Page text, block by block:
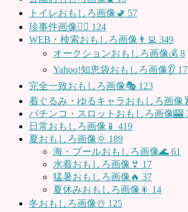
トイレおもしろ画像🚽 57
珍事件画像👮‍♂️ 124
WEB・検索おもしろ画像👨‍💻 349
オークションおもしろ画像💰 8
Yahoo!知恵袋おもしろ画像👂 17
完全一致おもしろ画像🎭 123
着ぐるみ・ゆるキャラおもしろ画像
パチンコ・スロットおもしろ画像🎰
日常おもしろ画像📱 419
夏おもしろ画像🌞 189
海・プールおもしろ画像🌊 61
水着おもしろ画像👙 17
猛暑おもしろ画像🔥 37
夏休みおもしろ画像🎇 14
冬おもしろ画像☃️ 125